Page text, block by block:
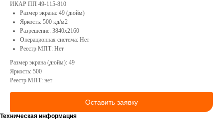
ИКАР ПП 49-115-810
Размер экрана: 49 (дюйм)
Яркость: 500 кд/м2
Разрешение: 3840x2160
Операционная система: Нет
Реестр МПТ: Нет
Размер экрана (дюйм): 49
Яркость: 500
Реестр МПТ: нет
Оставить заявку
Техническая информация